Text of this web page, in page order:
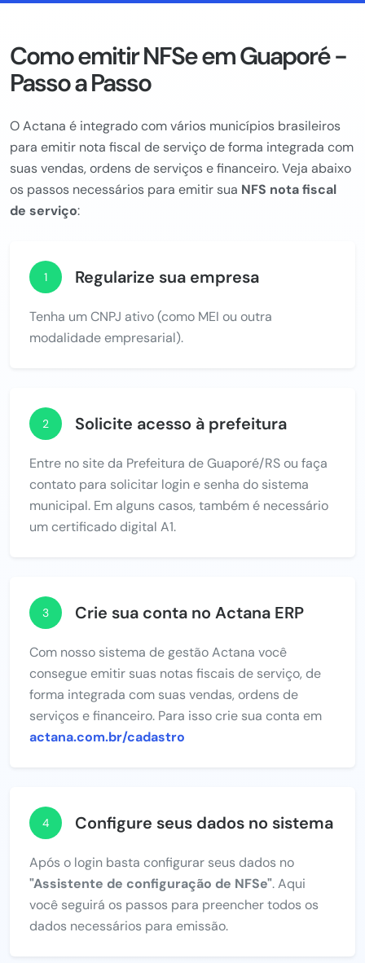
Como emitir NFSe em Guaporé -
Passo a Passo
O Actana é integrado com vários municípios brasileiros
para emitir nota fiscal de serviço de forma integrada com
suas vendas, ordens de serviços e financeiro. Veja abaixo
os passos necessários para emitir sua NFS nota fiscal
de serviço:
1 Regularize sua empresa
Tenha um CNPJ ativo (como MEI ou outra
modalidade empresarial).
2 Solicite acesso à prefeitura
Entre no site da Prefeitura de Guaporé/RS ou faça
contato para solicitar login e senha do sistema
municipal. Em alguns casos, também é necessário
um certificado digital A1.
3 Crie sua conta no Actana ERP
Com nosso sistema de gestão Actana você
consegue emitir suas notas fiscais de serviço, de
forma integrada com suas vendas, ordens de
serviços e financeiro. Para isso crie sua conta em
actana.com.br/cadastro
4 Configure seus dados no sistema
Após o login basta configurar seus dados no
"Assistente de configuração de NFSe". Aqui
você seguirá os passos para preencher todos os
dados necessários para emissão.